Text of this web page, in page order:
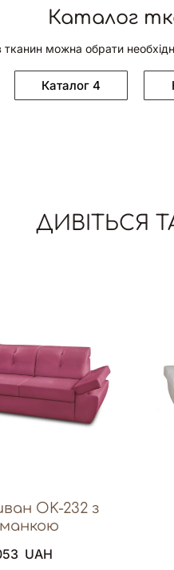
Каталог
тканин можна обрати
Каталог 4
ДИВІТЬСЯ
OK-232 з
UAH